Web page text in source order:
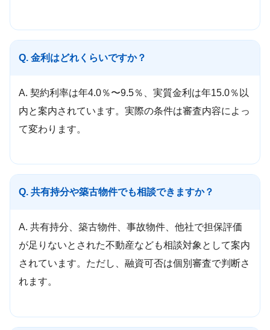
Q. 金利はどれくらいですか？
A. 契約利率は年4.0％〜9.5％、実質金利は年15.0％以
内と案内されています。実際の条件は審査内容によっ
て変わります。
Q. 共有持分や築古物件でも相談できますか？
A. 共有持分、築古物件、事故物件、他社で担保評価
が足りないとされた不動産なども相談対象として案内
されています。ただし、融資可否は個別審査で判断さ
れます。